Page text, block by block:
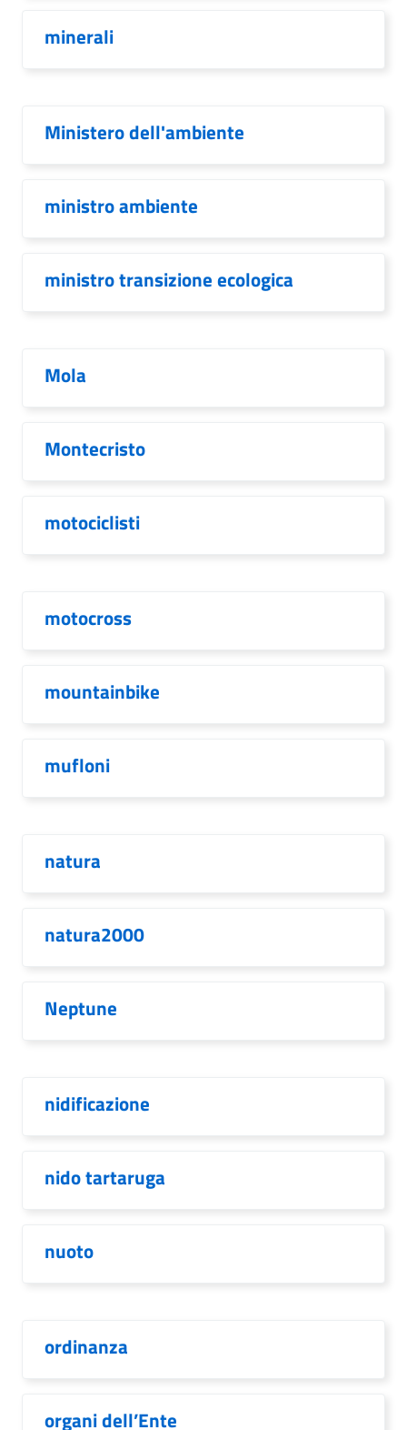
minerali
Ministero dell'ambiente
ministro ambiente
ministro transizione ecologica
Mola
Montecristo
motociclisti
motocross
mountainbike
mufloni
natura
natura2000
Neptune
nidificazione
nido tartaruga
nuoto
ordinanza
organi dell’Ente